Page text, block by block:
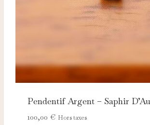
Pendentif Argent – Saphir
100,00 € Hors taxes
Ces cookies servent à vous proposer des
adaptées à vos centres d'intérêt.